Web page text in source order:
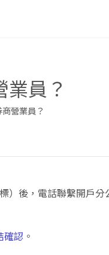
員？
營業員？
）後，電話聯繫開戶分
確認。